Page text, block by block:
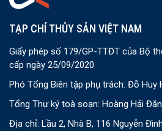
TẠP CHÍ THỦY SẢN VIỆT NAM
Giấy phép số 179/GP-TTĐT của Bộ
cấp ngày 25/09/2020
Phó Tổng Biên tập phụ trách: Đỗ Huy
Tổng Thư ký toà soạn: Hoàng Hải
Địa chỉ: Lầu 2, Nhà B, 116 Nguyễn